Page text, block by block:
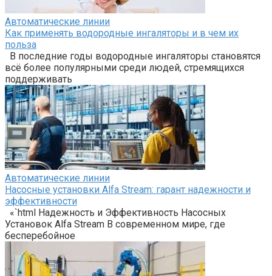
Автоматические линии
Как применять водородные ингаляторы и в чем их
польза
В последние годы водородные ингаляторы становятся
всё более популярными среди людей, стремящихся
поддерживать
Автоматические линии
Насосные установки Alfa Stream: гарант надежности и
эффективности
«`html Надежность и Эффективность Насосных
Установок Alfa Stream В современном мире, где
бесперебойное